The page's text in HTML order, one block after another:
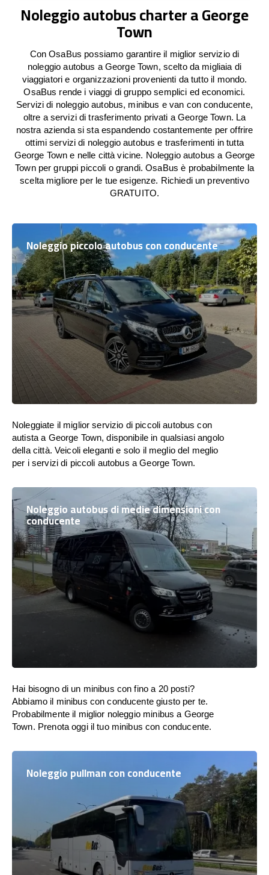
Noleggio autobus charter a George
Town
Con OsaBus possiamo garantire il miglior servizio di
noleggio autobus a George Town, scelto da migliaia di
viaggiatori e organizzazioni provenienti da tutto il mondo.
OsaBus rende i viaggi di gruppo semplici ed economici.
Servizi di noleggio autobus, minibus e van con conducente,
oltre a servizi di trasferimento privati a George Town. La
nostra azienda si sta espandendo costantemente per offrire
ottimi servizi di noleggio autobus e trasferimenti in tutta
George Town e nelle città vicine. Noleggio autobus a George
Town per gruppi piccoli o grandi. OsaBus è probabilmente la
scelta migliore per le tue esigenze. Richiedi un preventivo
GRATUITO.
Noleggio piccolo autobus con conducente
Noleggiate il miglior servizio di piccoli autobus con
autista a George Town, disponibile in qualsiasi angolo
della città. Veicoli eleganti e solo il meglio del meglio
per i servizi di piccoli autobus a George Town.
Noleggio autobus di medie dimensioni con
conducente
Hai bisogno di un minibus con fino a 20 posti?
Abbiamo il minibus con conducente giusto per te.
Probabilmente il miglior noleggio minibus a George
Town. Prenota oggi il tuo minibus con conducente.
Noleggio pullman con conducente